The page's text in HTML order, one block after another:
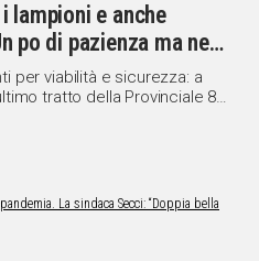
lampioni e anche
po di pazienza ma ne
per viabilità e sicurezza: a
tratto della Provinciale 8